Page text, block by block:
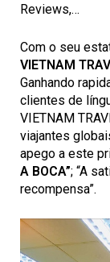
Reviews,…
Com o seu
VIETNAM
Ganhando
clientes de
VIETNAM
viajantes
apego a este
A BOCA”; “A
recompensa”.